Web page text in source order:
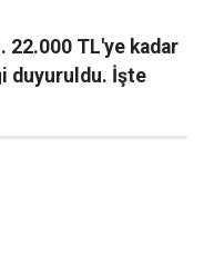
22.000 TL'ye kadar
duyuruldu. İşte